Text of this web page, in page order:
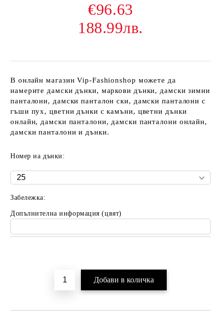
€96.63
188.99лв.
В онлайн магазин Vip-Fashionshop можете да
намерите дамски дънки, маркови дънки, дамски зимни
панталони, дамски панталон ски, дамски панталони с
гъши пух, цветни дънки с камъни, цветни дънки
онлайн, дамски панталони, дамски панталони онлайн,
дамски панталони и дънки.
Номер на дънки:
Забележка:
Допълнителна информация (цвят)